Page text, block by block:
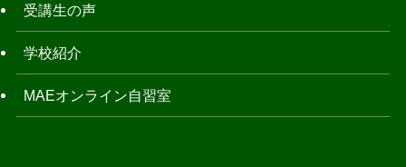
受講生の声
学校紹介
MAEオンライン自習室